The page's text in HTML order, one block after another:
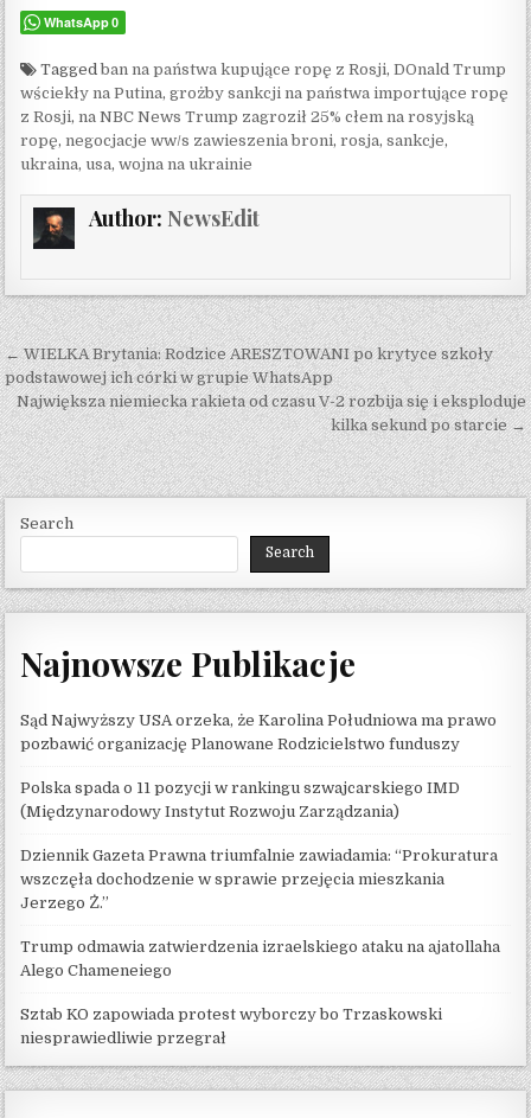
WhatsApp 0
Taggedban na państwa kupujące ropę z Rosji,DOnald Trump
wściekły na Putina,grożby sankcji na państwa importujące ropę
z Rosji,na NBC News Trump zagroził 25% cłem na rosyjską
ropę,negocjacje ww/s zawieszenia broni,rosja,sankcje,
ukraina, usa,wojna na ukrainie
Author: NewsEdit
Post navigation
← WIELKA Brytania: Rodzice ARESZTOWANI po krytyce szkoły
podstawowej ich córki w grupie WhatsApp
Największa niemiecka rakieta od czasu V-2 rozbija się i eksploduje
kilka sekund po starcie →
Search
Search
Najnowsze Publikacje
Sąd Najwyższy USA orzeka, że ​​Karolina Południowa ma prawo
pozbawić organizację Planowane Rodzicielstwo funduszy
Polska spada o 11 pozycji w rankingu szwajcarskiego IMD
(Międzynarodowy Instytut Rozwoju Zarządzania)
Dziennik Gazeta Prawna triumfalnie zawiadamia: “Prokuratura
wszczęła dochodzenie w sprawie przejęcia mieszkania
Jerzego Ż.”
Trump odmawia zatwierdzenia izraelskiego ataku na ajatollaha
Alego Chameneiego
Sztab KO zapowiada protest wyborczy bo Trzaskowski
niesprawiedliwie przegrał